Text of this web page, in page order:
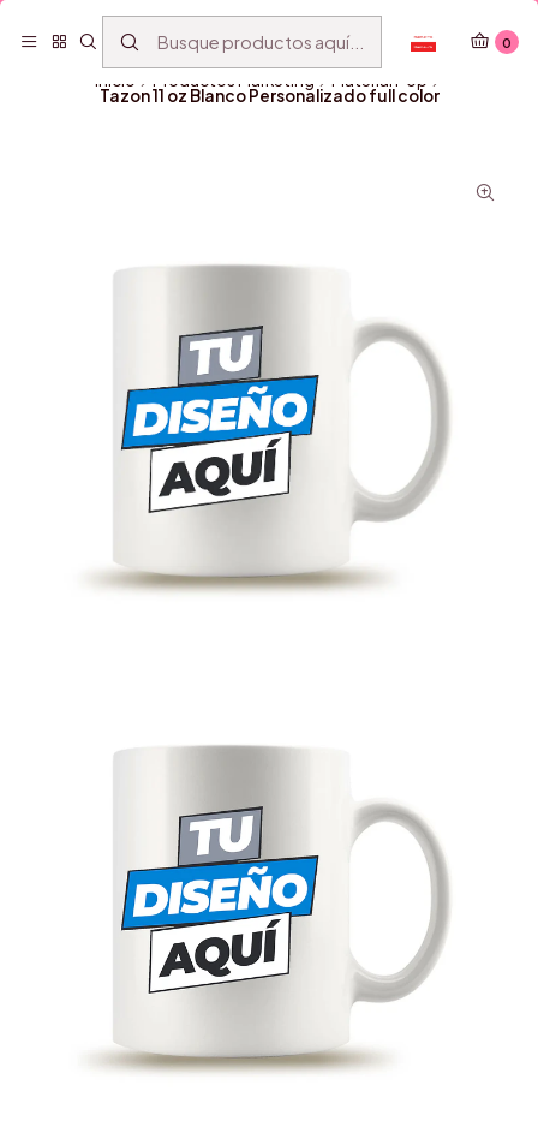
0
Inicio Productos Marketing Material Pop
Tazon 11 oz Blanco Personalizado full color